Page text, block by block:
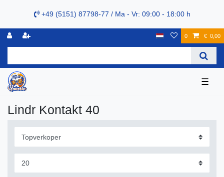
+49 (5151) 87798-77 / Ma - Vr: 09:00 - 18:00 h
0 € 0,00
☰
Lindr Kontakt 40